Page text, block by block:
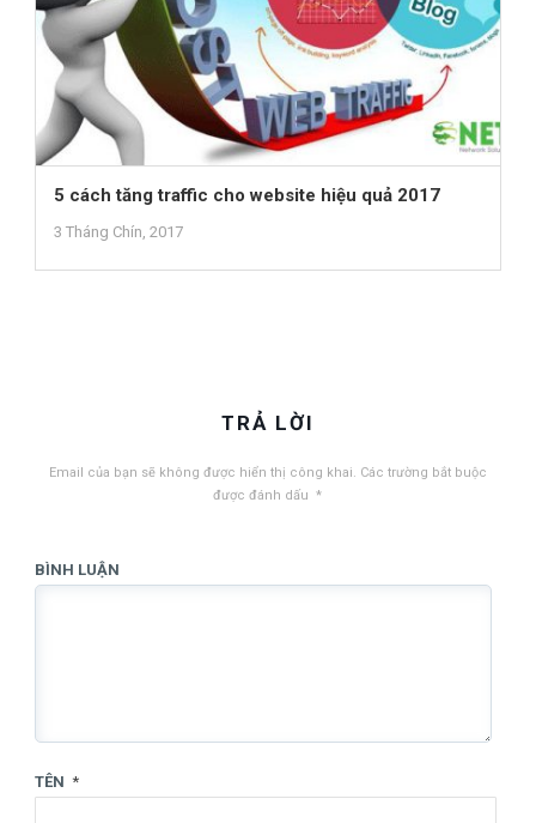
5 cách tăng traffic cho website hiệu quả 2017
3 Tháng Chín, 2017
TRẢ LỜI
Email của bạn sẽ không được hiển thị công khai. Các trường bắt buộc
được đánh dấu *
BÌNH LUẬN
TÊN *